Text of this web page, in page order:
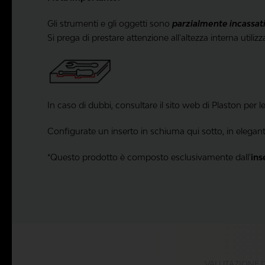
Gli strumenti e gli oggetti sono parzialmente incassati
Si prega di prestare attenzione all'altezza interna
In caso di dubbi, consultare il sito web di Plaston per
Configurate un inserto in schiuma qui sotto, in
*Questo prodotto è composto esclusivamente dall'